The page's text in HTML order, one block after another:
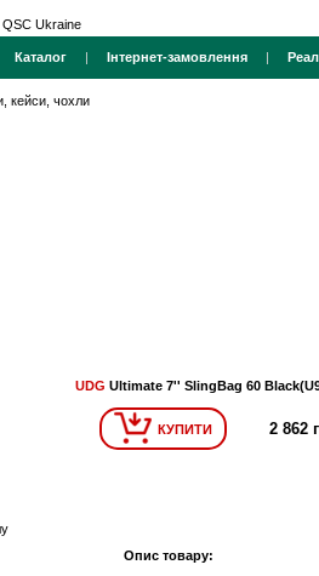
QSC Ukraine
Каталог | Інтернет-замовлення |
кейси, чохли
UDG Ultimate 7'' SlingBag 60
КУПИТИ 2 862
Опис товару: